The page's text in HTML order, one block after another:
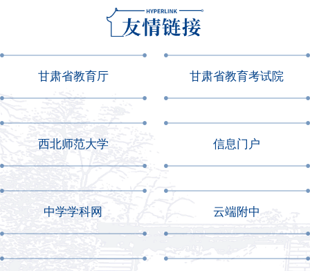
甘肃省教育厅 甘肃省教育考试院
西北师范大学 信息门户
中学学科网 云端附中